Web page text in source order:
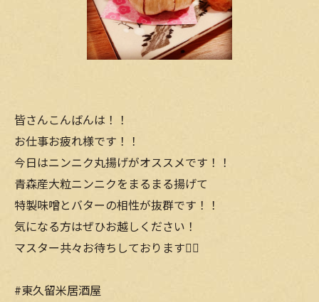
皆さんこんばんは！！
お仕事お疲れ様です！！
今日はニンニク丸揚げがオススメです！！
青森産大粒ニンニクをまるまる揚げて
特製味噌とバターの相性が抜群です！！
気になる方はぜひお越しください！
マスター共々お待ちしております🙇‍♀️
#東久留米居酒屋